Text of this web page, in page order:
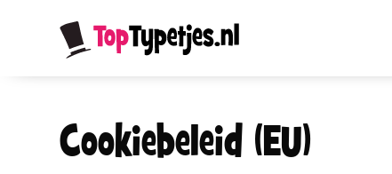
Cookiebeleid (EU)